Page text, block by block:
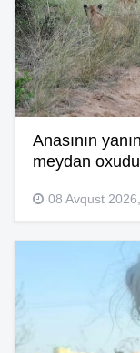
Anasının
meydan
08 Avqust